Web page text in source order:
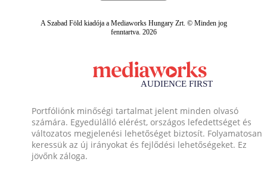
A Szabad Föld kiadója a Mediaworks Hungary Zrt. © Minden jog
fenntartva. 2026
Portfóliónk minőségi tartalmat jelent minden olvasó
számára. Egyedülálló elérést, országos lefedettséget és
változatos megjelenési lehetőséget biztosít. Folyamatosan
keressük az új irányokat és fejlődési lehetőségeket. Ez
jövőnk záloga.